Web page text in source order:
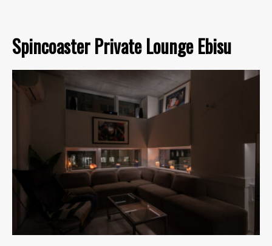
Spincoaster Private Lounge Ebisu